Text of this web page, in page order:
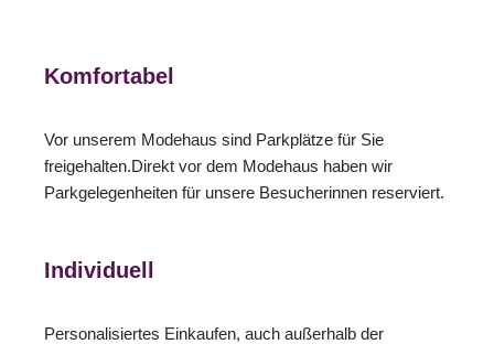
Komfortabel
Vor unserem Modehaus sind Parkplätze für Sie
freigehalten.Direkt vor dem Modehaus haben wir
Parkgelegenheiten für unsere Besucherinnen reserviert.
Individuell
Personalisiertes Einkaufen, auch außerhalb der